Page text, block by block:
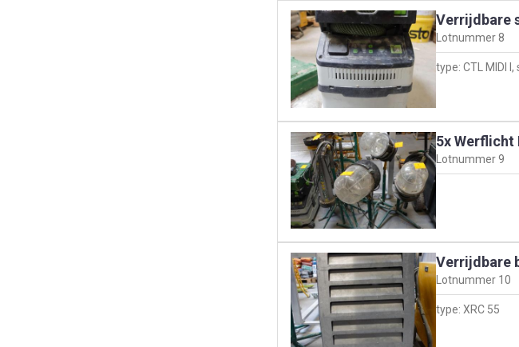
Verrijdbare
Lotnummer8
type: CTL MIDI
5x Werflicht
Lotnummer9
Verrijdbare
Lotnummer 10
type: XRC 55